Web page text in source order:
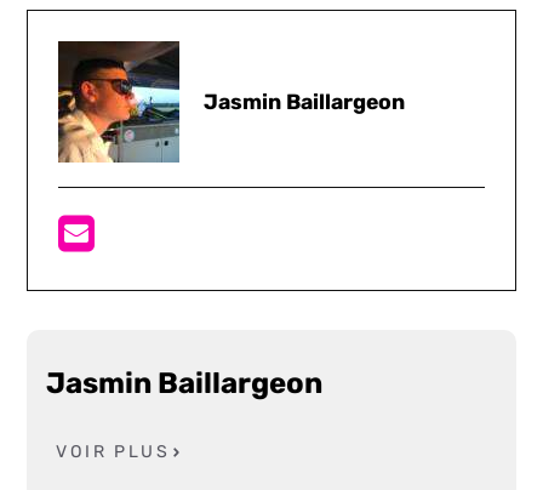
Jasmin Baillargeon
Jasmin Baillargeon
VOIR PLUS